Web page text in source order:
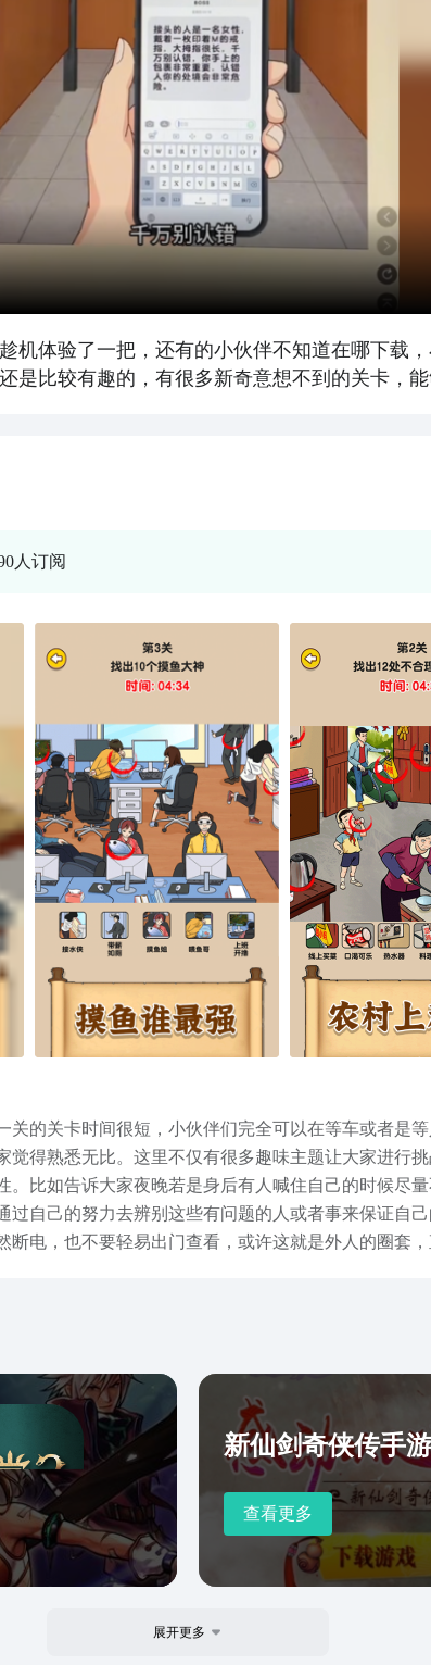
机体验了一把，还有的小伙伴不知道在哪下载
是比较有趣的，有很多新奇意想不到的关卡，
人订阅
的关卡时间很短，小伙伴们完全可以在等车或者是
得熟悉无比。这里不仅有很多趣味主题让大家进行
比如告诉大家夜晚若是身后有人喊住自己的时候尽
自己的努力去辨别这些有问题的人或者事来保证自
电，也不要轻易出门查看，或许这就是外人的圈套
新仙剑奇侠传手
查看更多
展开更多